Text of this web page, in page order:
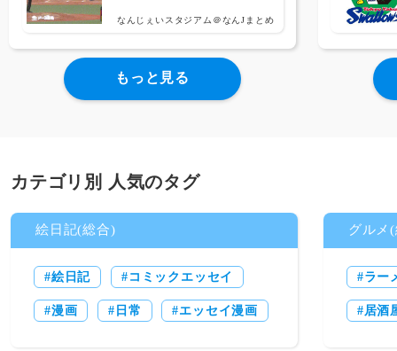
ス！！！！！！！！！！！！！！
なんじぇいスタジアム＠なんJまとめ
もっと見る
カテゴリ別 人気のタグ
絵日記(総合)
絵日記 コミックエッセイ
漫画 日常 エッセイ漫画
グルメ
ラー
居酒